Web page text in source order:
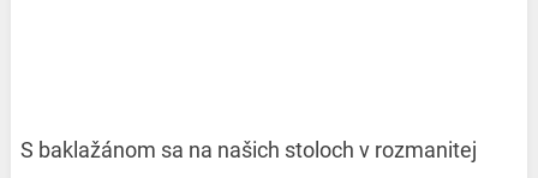
S baklažánom sa na našich stoloch v rozmanitej